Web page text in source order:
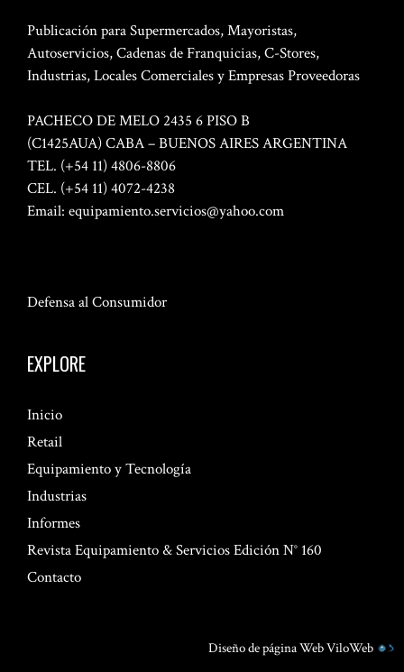
Publicación para Supermercados, Mayoristas,
Autoservicios, Cadenas de Franquicias, C-Stores,
Industrias, Locales Comerciales y Empresas Proveedoras
PACHECO DE MELO 2435 6 PISO B
(C1425AUA) CABA – BUENOS AIRES ARGENTINA
TEL. (+54 11) 4806-8806
CEL. (+54 11) 4072-4238
Email: equipamiento.servicios@yahoo.com
Defensa al Consumidor
EXPLORE
Inicio
Retail
Equipamiento y Tecnología
Industrias
Informes
Revista Equipamiento & Servicios Edición N° 160
Contacto
Diseño de página WebViloWeb